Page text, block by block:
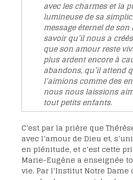
avec les charmes et la
lumineuse de sa
message éternel de son
savoir qu’il nous a
que son amour reste
plus ardent encore à
abandons, qu’il attend
l’aimions comme des
nous nous laissions
tout petits enfants.
C’est par la prière que
avec l’amour de Dieu et,
en plénitude, et c’est cette
Marie-Eugène a enseignée
vie. Par l’Institut Notre